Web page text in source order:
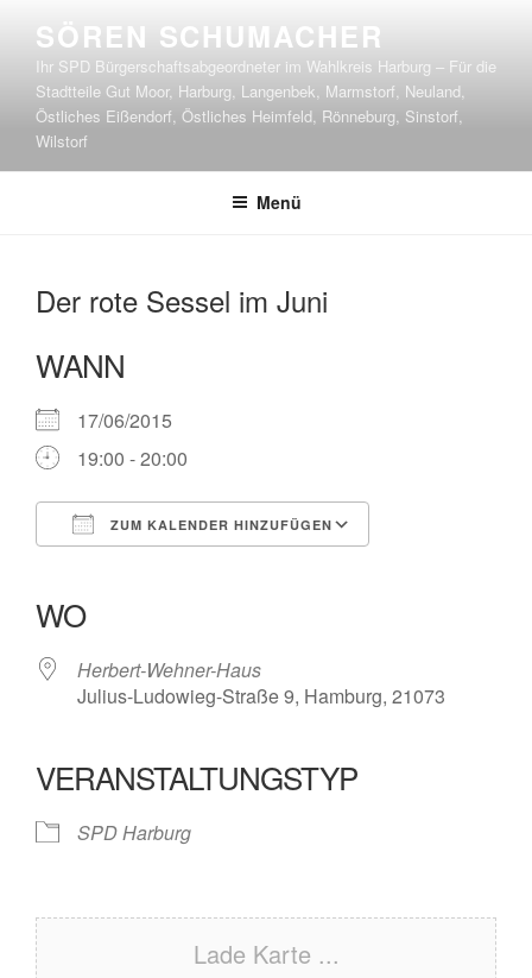
Inhalt
springen
SÖREN SCHUMACHER
Ihr SPD Bürgerschaftsabgeordneter im Wahlkreis Harburg – Für die
Stadtteile Gut Moor, Harburg, Langenbek, Marmstorf, Neuland,
Östliches Eißendorf, Östliches Heimfeld, Rönneburg, Sinstorf,
Wilstorf
Menü
Der rote Sessel im Juni
WANN
17/06/2015
19:00 - 20:00
ZUM KALENDER HINZUFÜGEN
WO
Herbert-Wehner-Haus
Julius-Ludowieg-Straße 9, Hamburg, 21073
VERANSTALTUNGSTYP
SPD Harburg
Lade Karte ...